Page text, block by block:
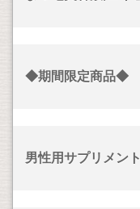
◆期間限定商品◆
男性用サプリメント